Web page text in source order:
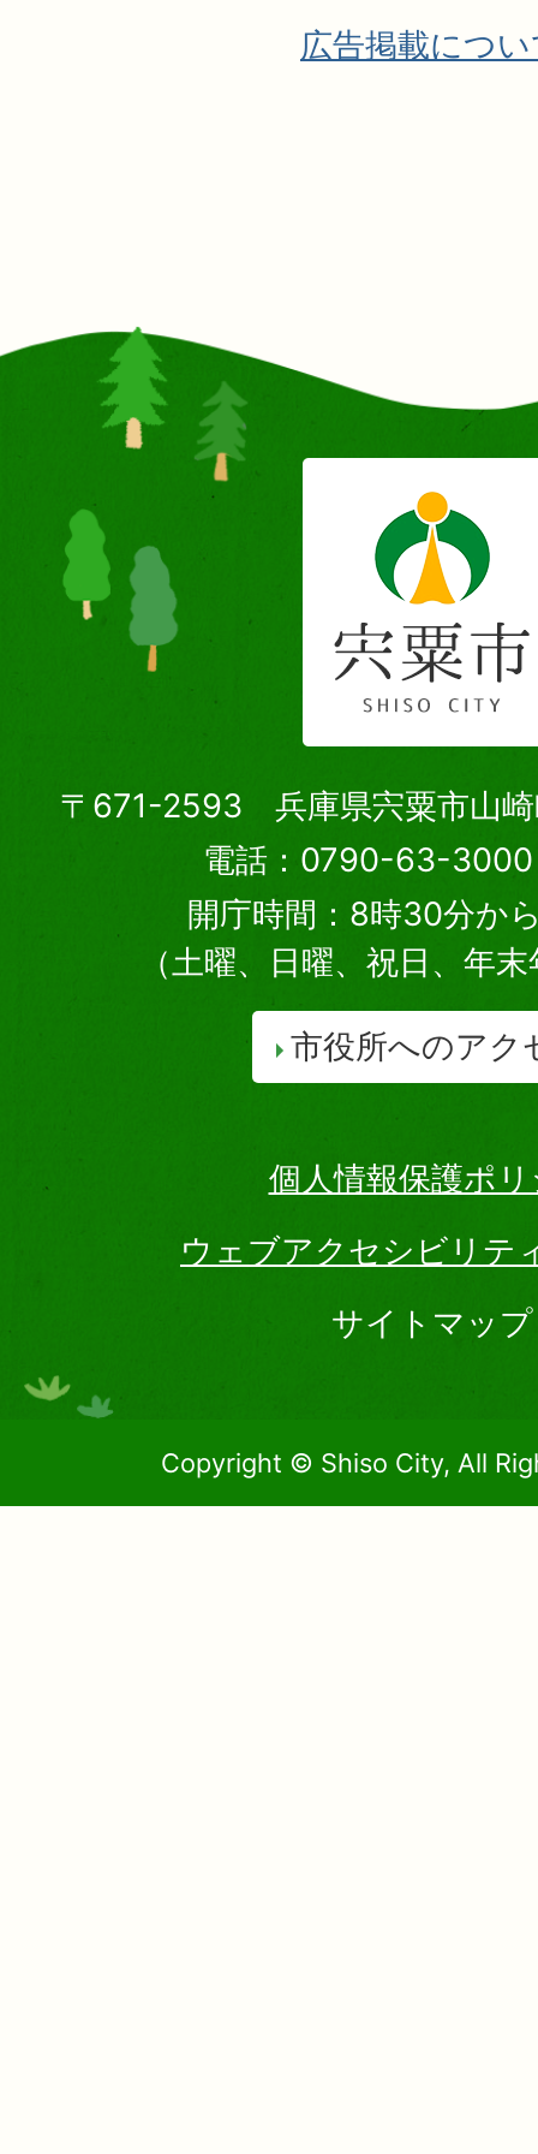
広告掲載につ
〒671-2593 兵庫県宍粟市山崎
電話：0790-63-3000
開庁時間：8時30分か
（土曜、日曜、祝日、年
市役所へのアク
個人情報保護ポ
ウェブアクセシビリテ
サイトマップ
Copyright © Shiso City, All